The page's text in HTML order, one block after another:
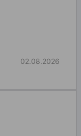
02.08.2026